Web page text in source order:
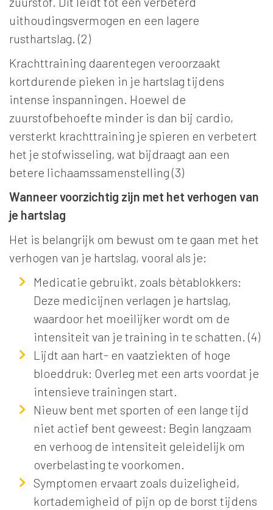
uithoudingsvermogen en een lagere
rusthartslag. (2)
Krachttraining daarentegen veroorzaakt
kortdurende pieken in je hartslag tijdens
intense inspanningen. Hoewel de
zuurstofbehoefte minder is dan bij cardio,
versterkt krachttraining je spieren en verbetert
het je stofwisseling, wat bijdraagt aan een
betere lichaamssamenstelling (3)
Wanneer voorzichtig zijn met het verhogen van
je hartslag
Het is belangrijk om bewust om te gaan met het
verhogen van je hartslag, vooral als je:
Medicatie gebruikt, zoals bètablokkers:
Deze medicijnen verlagen je hartslag,
waardoor het moeilijker wordt om de
intensiteit van je training in te schatten. (4)
Lijdt aan hart- en vaatziekten of hoge
bloeddruk: Overleg met een arts voordat je
intensieve trainingen start.
Nieuw bent met sporten of een lange tijd
niet actief bent geweest: Begin langzaam
en verhoog de intensiteit geleidelijk om
overbelasting te voorkomen.
Symptomen ervaart zoals duizeligheid,
kortademigheid of pijn op de borst tijdens